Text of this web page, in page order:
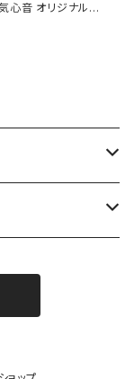
心音 オリジナル刺